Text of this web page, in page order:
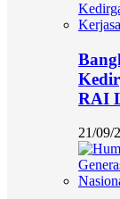
RAI
21/09/